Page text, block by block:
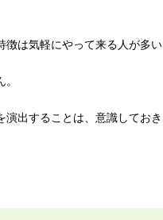
徴は気軽にやって来る人が多い
出することは、意識しておき